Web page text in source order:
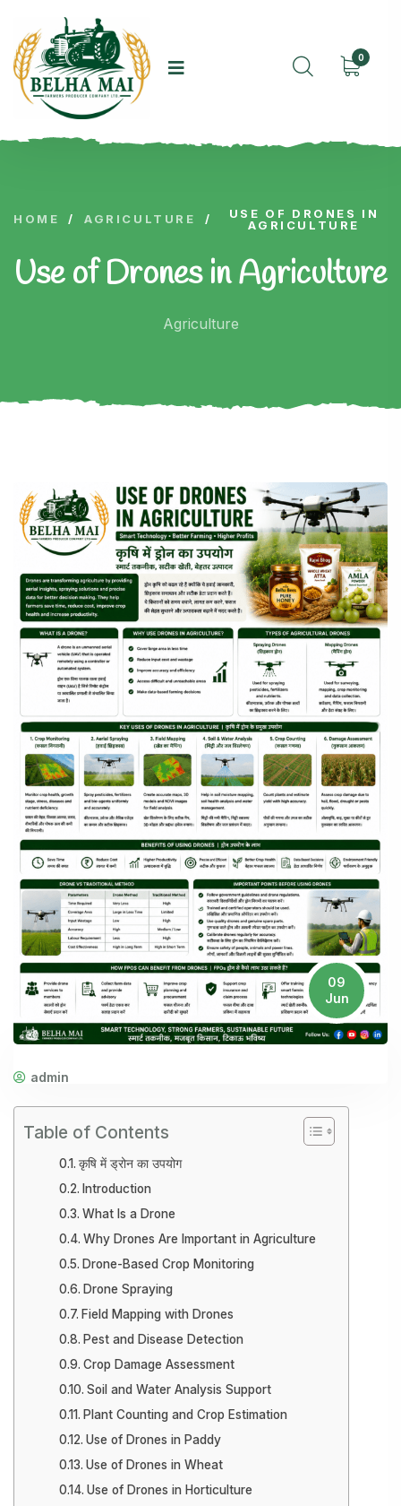
0
HOME / AGRICULTURE /
USE OF DRONES IN
AGRICULTURE
Use of Drones in Agriculture
Agriculture
09
Jun
admin
Table of Contents
कृषि में ड्रोन का उपयोग
Introduction
What Is a Drone
Why Drones Are Important in Agriculture
Drone-Based Crop Monitoring
Drone Spraying
Field Mapping with Drones
Pest and Disease Detection
Crop Damage Assessment
Soil and Water Analysis Support
Plant Counting and Crop Estimation
Use of Drones in Paddy
Use of Drones in Wheat
Use of Drones in Horticulture